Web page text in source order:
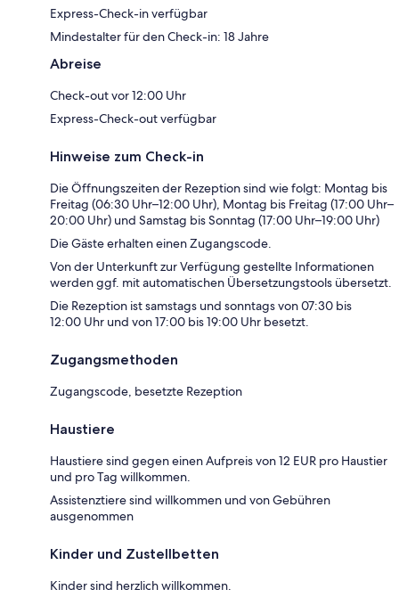
Express-Check-in verfügbar
Mindestalter für den Check-in: 18 Jahre
Abreise
Check-out vor 12:00 Uhr
Express-Check-out verfügbar
Hinweise zum Check-in
Die Öffnungszeiten der Rezeption sind wie folgt: Montag bis
Freitag (06:30 Uhr–12:00 Uhr), Montag bis Freitag (17:00 Uhr–
20:00 Uhr) und Samstag bis Sonntag (17:00 Uhr–19:00 Uhr)
Die Gäste erhalten einen Zugangscode.
Von der Unterkunft zur Verfügung gestellte Informationen
werden ggf. mit automatischen Übersetzungstools übersetzt.
Die Rezeption ist samstags und sonntags von 07:30 bis
12:00 Uhr und von 17:00 bis 19:00 Uhr besetzt.
Zugangsmethoden
Zugangscode, besetzte Rezeption
Haustiere
Haustiere sind gegen einen Aufpreis von 12 EUR pro Haustier
und pro Tag willkommen.
Assistenztiere sind willkommen und von Gebühren
ausgenommen
Kinder und Zustellbetten
Kinder sind herzlich willkommen.